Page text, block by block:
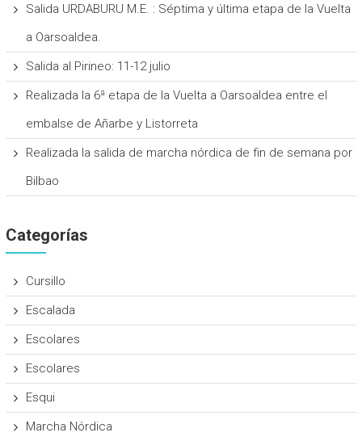
Salida URDABURU M.E. : Séptima y última etapa de la Vuelta
a Oarsoaldea.
Salida al Pirineo: 11-12 julio
Realizada la 6ª etapa de la Vuelta a Oarsoaldea entre el
embalse de Añarbe y Listorreta
Realizada la salida de marcha nórdica de fin de semana por
Bilbao
Categorías
Cursillo
Escalada
Escolares
Escolares
Esqui
Marcha Nórdica